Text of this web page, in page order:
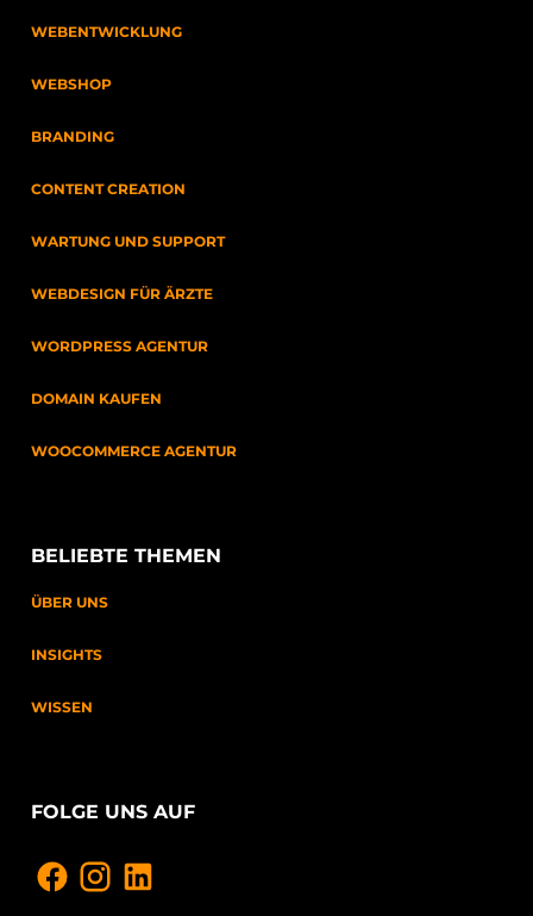
WEBENTWICKLUNG
WEBSHOP
BRANDING
CONTENT CREATION
WARTUNG UND SUPPORT
WEBDESIGN FÜR ÄRZTE
WORDPRESS AGENTUR
DOMAIN KAUFEN
WOOCOMMERCE AGENTUR
BELIEBTE THEMEN
ÜBER UNS
INSIGHTS
WISSEN
FOLGE UNS AUF